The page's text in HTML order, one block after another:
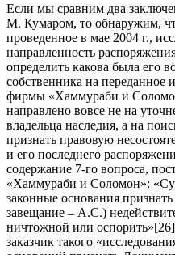
Если мы сравним два
М. Кумаром, то обнаружим,
проведенное в мае 2004 г.,
направленность
определить какова была его
собственника на переданное
фирмы «Хаммураби и
направлено вовсе не на
владельца наследия, а на
признать правовую
и его последнего
содержание 7-го вопроса,
«Хаммураби и Соломон»:
законные основания
завещание – А.С.)
ничтожной или
заказчик такого